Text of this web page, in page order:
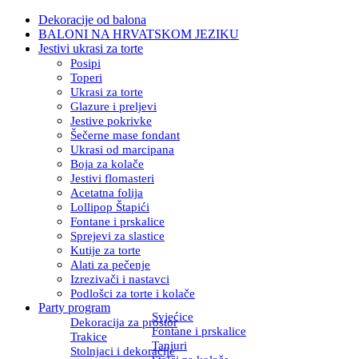
Dekoracije od balona
BALONI NA HRVATSKOM JEZIKU
Jestivi ukrasi za torte
Posipi
Toperi
Ukrasi za torte
Glazure i preljevi
Jestive pokrivke
Šečerne mase fondant
Ukrasi od marcipana
Boja za kolače
Jestivi flomasteri
Acetatna folija
Lollipop Štapići
Fontane i prskalice
Sprejevi za slastice
Kutije za torte
Alati za pečenje
Izrezivači i nastavci
Podlošci za torte i kolače
Party program
Dekoracija za prostor
Svjećice
Trakice
Fontane i prskalice
Stolnjaci i dekoracije
Tanjuri